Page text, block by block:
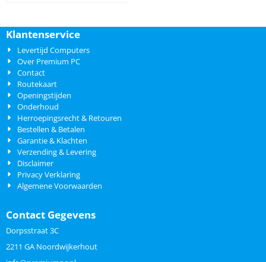
Klantenservice
Levertijd Computers
Over Premium PC
Contact
Routekaart
Openingstijden
Onderhoud
Herroepingsrecht & Retouren
Bestellen & Betalen
Garantie & Klachten
Verzending & Levering
Disclaimer
Privacy Verklaring
Algemene Voorwaarden
Contact Gegevens
Dorpsstraat 3C
2211 GA Noordwijkerhout